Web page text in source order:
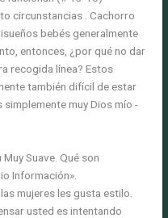
circunstancias . Cachorro
bebés generalmente
entonces, ¿por qué no dar
recogida línea? Estos
también difícil de estar
muy Dios mío -
Suave. Qué son
Información».
mujeres les gusta estilo.
usted es intentando